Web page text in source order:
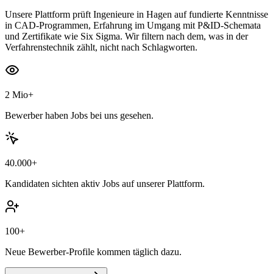
Unsere Plattform prüft Ingenieure in Hagen auf fundierte Kenntnisse
in CAD-Programmen, Erfahrung im Umgang mit P&ID-Schemata
und Zertifikate wie Six Sigma. Wir filtern nach dem, was in der
Verfahrenstechnik zählt, nicht nach Schlagworten.
2 Mio+
Bewerber haben Jobs bei uns gesehen.
40.000+
Kandidaten sichten aktiv Jobs auf unserer Plattform.
100+
Neue Bewerber-Profile kommen täglich dazu.